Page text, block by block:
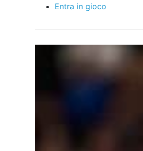
Entra in gioco